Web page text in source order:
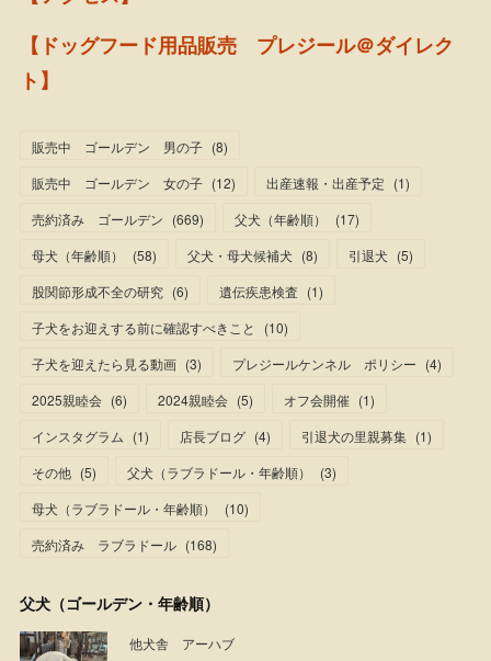
【ドッグフード用品販売 プレジール＠ダイレク
ト】
販売中 ゴールデン 男の子 (8)
販売中 ゴールデン 女の子 (12) 出産速報・出産予定 (1)
売約済み ゴールデン (669) 父犬（年齢順） (17)
母犬（年齢順）
(58) 父犬・母犬候補犬 (8) 引退犬 (5)
股関節形成不全の研究 (6) 遺伝疾患検査 (1)
子犬をお迎えする前に確認すべきこと
(10)
子犬を迎えたら見る動画 (3) プレジールケンネル ポリシー (4)
2025親睦会 (6) 2024親睦会 (5) オフ会開催 (1)
インスタグラム (1) 店長ブログ (4) 引退犬の里親募集 (1)
その他 (5) 父犬（ラブラドール・年齢順） (3)
母犬（ラブラドール・年齢順）
(10)
売約済み ラブラドール (168)
父犬（ゴールデン・年齢順）
他犬舎 アーハブ